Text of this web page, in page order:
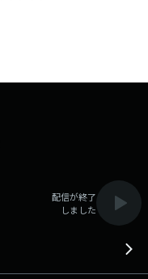
配信が終了
しました